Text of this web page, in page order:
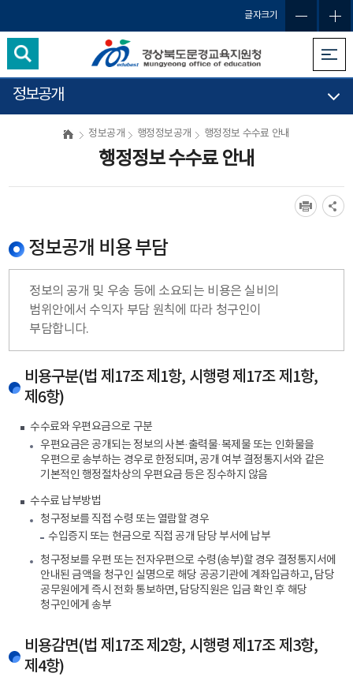
글자크기
정보공개
정보공개 행정정보공개 행정정보 수수료 안내
행정정보 수수료 안내
정보공개 비용 부담
정보의 공개 및 우송 등에 소요되는 비용은 실비의
범위안에서 수익자 부담 원칙에 따라 청구인이
부담합니다.
비용구분(법 제17조 제1항, 시행령 제17조 제1항,
제6항)
수수료와 우편요금으로 구분
우편요금은 공개되는 정보의 사본·출력물·복제물 또는 인화물을
우편으로 송부하는 경우로 한정되며, 공개 여부 결정통지서와 같은
기본적인 행정절차상의 우편요금 등은 징수하지 않음
수수료 납부방법
청구정보를 직접 수령 또는 열람할 경우
수입증지 또는 현금으로 직접 공개 담당 부서에 납부
청구정보를 우편 또는 전자우편으로 수령(송부)할 경우 결정통지서에
안내된 금액을 청구인 실명으로 해당 공공기관에 계좌입금하고, 담당
공무원에게 즉시 전화 통보하면, 담당직원은 입금 확인 후 해당
청구인에게 송부
비용감면(법 제17조 제2항, 시행령 제17조 제3항,
제4항)